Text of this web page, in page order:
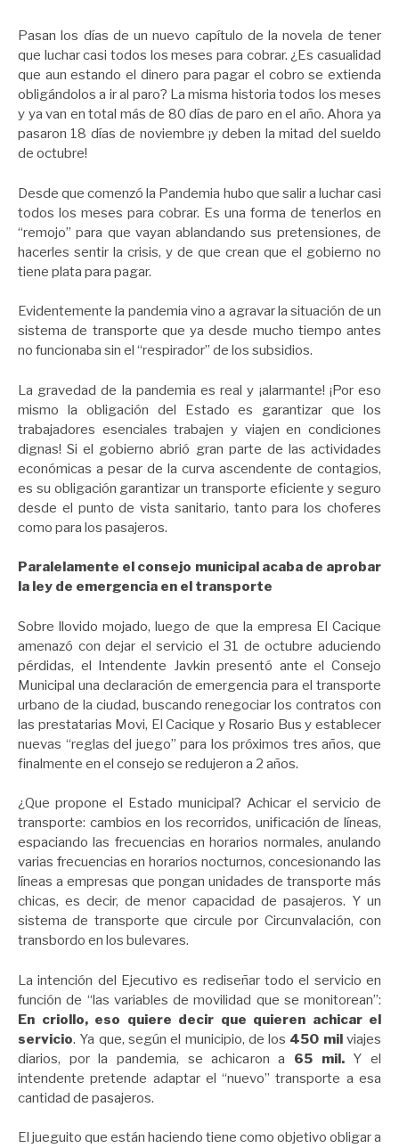
Pasan los días de un nuevo capítulo de la novela de tener
que luchar casi todos los meses para cobrar. ¿Es casualidad
que aun estando el dinero para pagar el cobro se extienda
obligándolos a ir al paro? La misma historia todos los meses
y ya van en total más de 80 días de paro en el año. Ahora ya
pasaron 18 días de noviembre ¡y deben la mitad del sueldo
de octubre!
Desde que comenzó la Pandemia hubo que salir a luchar casi
todos los meses para cobrar. Es una forma de tenerlos en
“remojo” para que vayan ablandando sus pretensiones, de
hacerles sentir la crisis, y de que crean que el gobierno no
tiene plata para pagar.
Evidentemente la pandemia vino a agravar la situación de un
sistema de transporte que ya desde mucho tiempo antes
no funcionaba sin el “respirador” de los subsidios.
La gravedad de la pandemia es real y ¡alarmante! ¡Por eso
mismo la obligación del Estado es garantizar que los
trabajadores esenciales trabajen y viajen en condiciones
dignas! Si el gobierno abrió gran parte de las actividades
económicas a pesar de la curva ascendente de contagios,
es su obligación garantizar un transporte eficiente y seguro
desde el punto de vista sanitario, tanto para los choferes
como para los pasajeros.
Paralelamente el consejo municipal acaba de aprobar
la ley de emergencia en el transporte
Sobre llovido mojado, luego de que la empresa El Cacique
amenazó con dejar el servicio el 31 de octubre aduciendo
pérdidas, el Intendente Javkin presentó ante el Consejo
Municipal una declaración de emergencia para el transporte
urbano de la ciudad, buscando renegociar los contratos con
las prestatarias Movi, El Cacique y Rosario Bus y establecer
nuevas “reglas del juego” para los próximos tres años, que
finalmente en el consejo se redujeron a 2 años.
¿Que propone el Estado municipal? Achicar el servicio de
transporte: cambios en los recorridos, unificación de líneas,
espaciando las frecuencias en horarios normales, anulando
varias frecuencias en horarios nocturnos, concesionando las
líneas a empresas que pongan unidades de transporte más
chicas, es decir, de menor capacidad de pasajeros. Y un
sistema de transporte que circule por Circunvalación, con
transbordo en los bulevares.
La intención del Ejecutivo es rediseñar todo el servicio en
función de “las variables de movilidad que se monitorean”:
En criollo, eso quiere decir que quieren achicar el
servicio. Ya que, según el municipio, de los 450 milviajes
diarios, por la pandemia, se achicaron a 65 mil.Y el
intendente pretende adaptar el “nuevo” transporte a esa
cantidad de pasajeros.
El jueguito que están haciendo tiene como objetivo obligar a